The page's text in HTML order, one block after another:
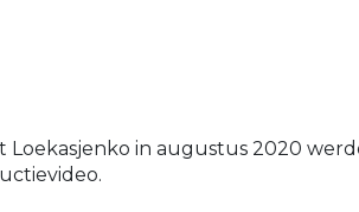
in augustus 2020